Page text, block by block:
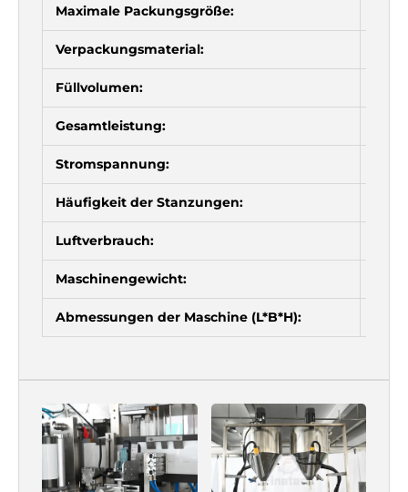
Maximale Packungsgröße:
Verpackungsmaterial:
Füllvolumen:
Gesamtleistung:
Stromspannung:
Häufigkeit der Stanzungen:
Luftverbrauch:
Maschinengewicht:
Abmessungen der Maschine (L*B*H):